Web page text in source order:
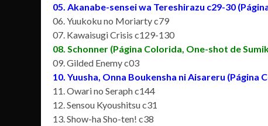
05. Akanabe-sensei wa Tereshirazu c29-30
06. Yuukoku no Moriarty c79
07. Kawaisugi Crisis c129-130
08. Schonner (Página Colorida, One-shot de
09. Gilded Enemy c03
10. Yuusha, Onna Boukensha ni Aisareru
11. Owari no Seraph c144
12. Sensou Kyoushitsu c31
13. Show-ha Sho-ten! c38